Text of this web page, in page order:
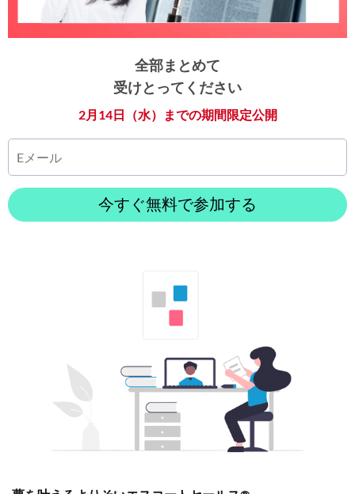
全部まとめて
受けとってください
2月14日（水）までの期間限定公開
今すぐ無料で参加する